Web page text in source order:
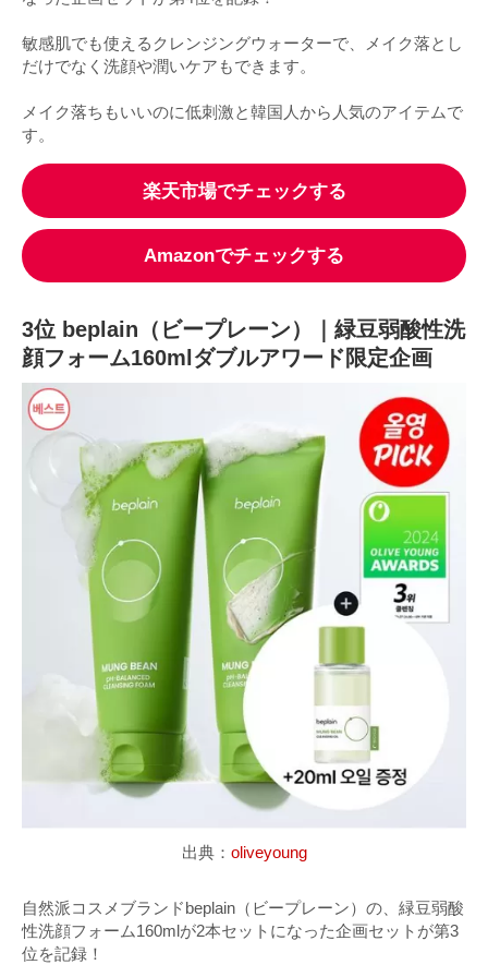
敏感肌でも使えるクレンジングウォーターで、メイク落とし
だけでなく洗顔や潤いケアもできます。
メイク落ちもいいのに低刺激と韓国人から人気のアイテムで
す。
楽天市場でチェックする
Amazonでチェックする
3位 beplain（ビープレーン）｜緑豆弱酸性洗
顔フォーム160mlダブルアワード限定企画
出典： oliveyoung
自然派コスメブランドbeplain（ビープレーン）の、緑豆弱酸
性洗顔フォーム160mlが2本セットになった企画セットが第3
位を記録！